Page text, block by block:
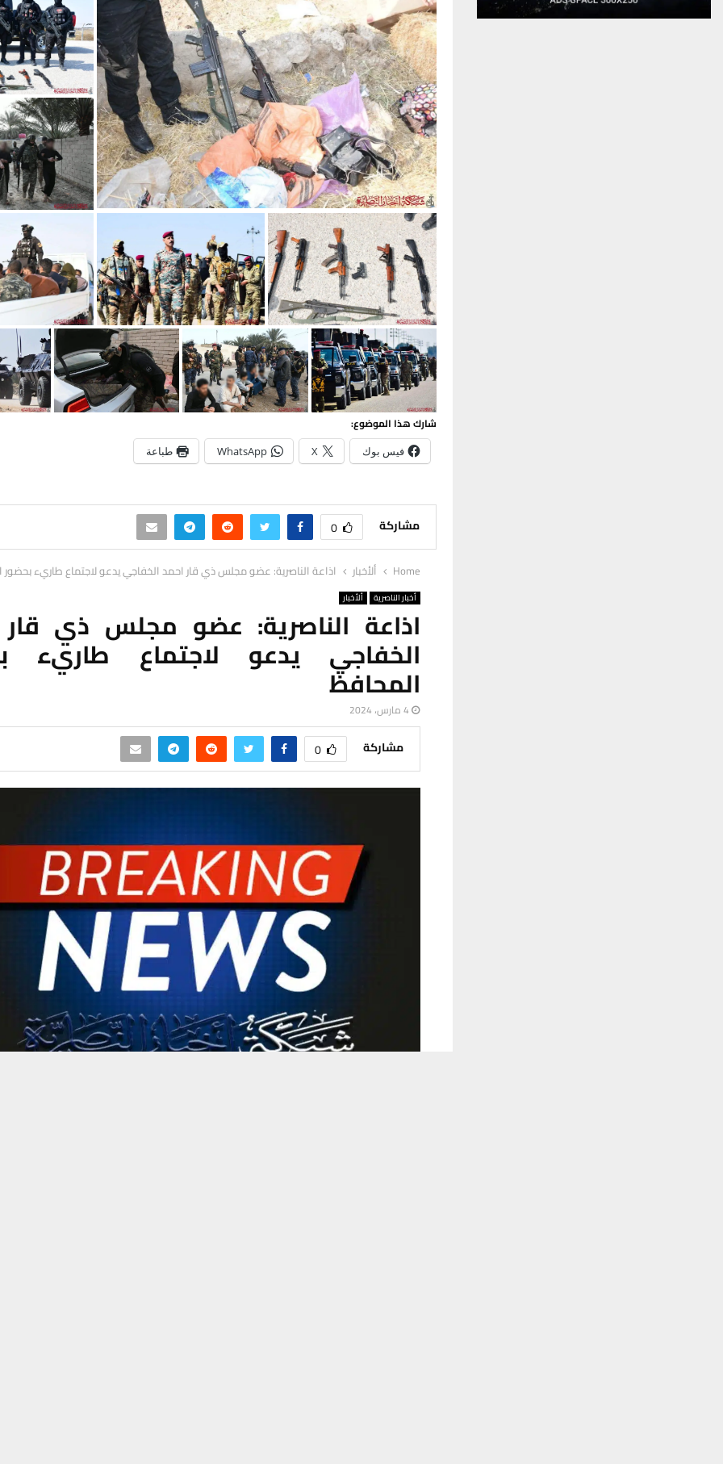
شارك هذا الموضوع:
فيس بوك X
WhatsApp طباعة
مشاركة 0
Home ألأخبار اذاعة الناصرية: عضو مجلس ذي قار احمد الخفاجي يدعو لاجتماع طاريء
أخبار الناصرية ألأخبار
اذاعة الناصرية: عضو مجلس ذي
الخفاجي يدعو لاجتماع طاريء
المحافظ
4 مارس، 2024
مشاركة 0